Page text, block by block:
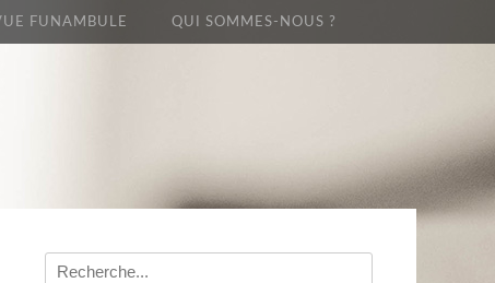
FUNAMBULE QUI SOMMES-NOUS ?
Recherche